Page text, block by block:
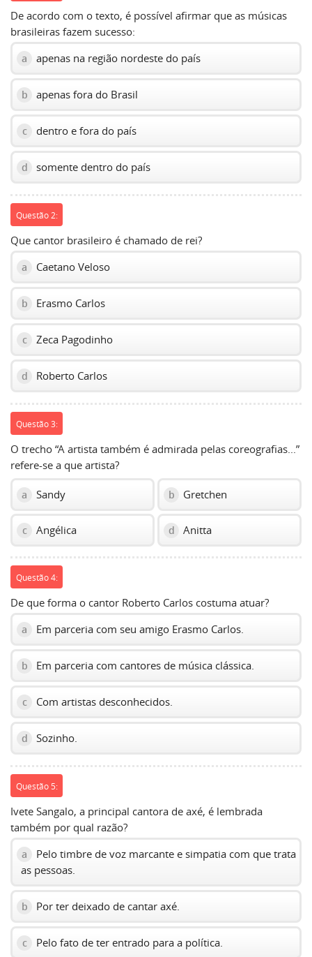
De acordo com o texto, é possível afirmar que as músicas
brasileiras fazem sucesso:
a apenas na região nordeste do país
b apenas fora do Brasil
c dentro e fora do país
d somente dentro do país
Questão 2:
Que cantor brasileiro é chamado de rei?
a Caetano Veloso
b Erasmo Carlos
c Zeca Pagodinho
d Roberto Carlos
Questão 3:
O trecho “A artista também é admirada pelas coreografias...”
refere-se a que artista?
a Sandy b Gretchen
c Angélica d Anitta
Questão 4:
De que forma o cantor Roberto Carlos costuma atuar?
a Em parceria com seu amigo Erasmo Carlos.
b Em parceria com cantores de música clássica.
c Com artistas desconhecidos.
d Sozinho.
Questão 5:
Ivete Sangalo, a principal cantora de axé, é lembrada
também por qual razão?
a
Pelo timbre de voz marcante e simpatia com que trata
as pessoas.
b Por ter deixado de cantar axé.
c Pelo fato de ter entrado para a política.